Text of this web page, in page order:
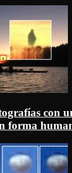
con
forma